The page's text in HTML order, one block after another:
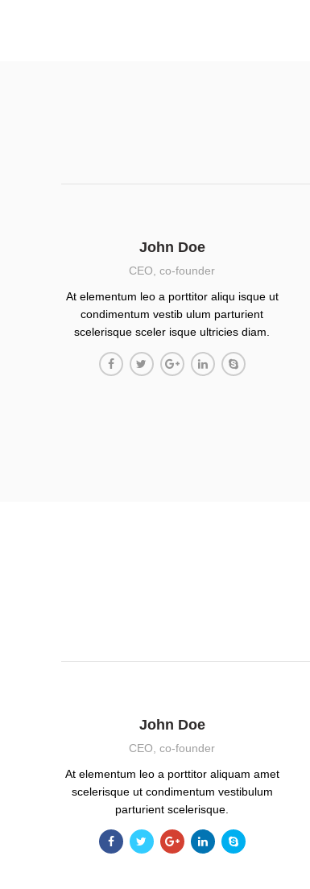
John Doe
CEO, co-founder
At elementum leo a porttitor aliqu isque ut
condimentum vestib ulum parturient
scelerisque sceler isque ultricies diam.
John Doe
CEO, co-founder
At elementum leo a porttitor aliquam amet
scelerisque ut condimentum vestibulum
parturient scelerisque.